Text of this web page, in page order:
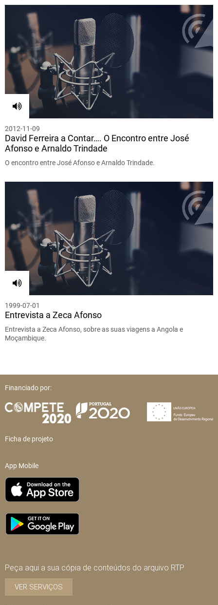
2012-11-09
David Ferreira a Contar…. O Encontro entre José
Afonso e Arnaldo Trindade
O encontro entre José Afonso e Arnaldo Trindade.
1999-07-01
Entrevista a Zeca Afonso
Entrevista a Zeca Afonso, sobre as suas viagens a Angola e
Moçambique.
Financiado por:
Ficha de projeto
App Mobile
Peça aqui a sua cópia de conteúdos do arquivo RTP
VER SERVIÇOS